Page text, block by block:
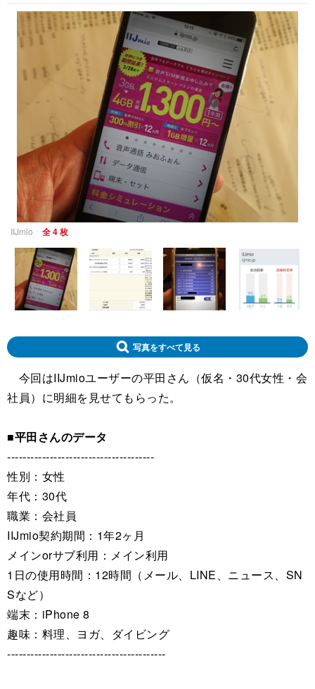
IIJmio 全 4 枚
写真をすべて見る
今回はIIJmioユーザーの平田さん（仮名・30代女性・会
社員）に明細を見せてもらった。
■平田さんのデータ
--------------------------------------
性別：女性
年代：30代
職業：会社員
IIJmio契約期間：1年2ヶ月
メインorサブ利用：メイン利用
1日の使用時間：12時間（メール、LINE、ニュース、SN
Sなど）
端末：iPhone 8
趣味：料理、ヨガ、ダイビング
-----------------------------------------